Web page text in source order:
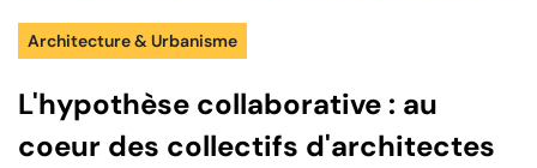
Architecture & Urbanisme
L'hypothèse collaborative : au
coeur des collectifs d'architectes